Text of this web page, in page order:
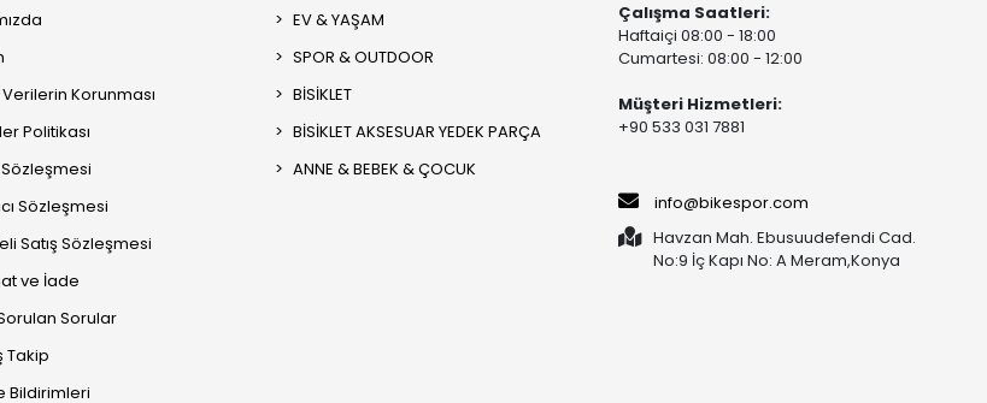
Korunması
Politikası
Sözleşmesi
Satış Sözleşmesi
ve İade
Sorular
Takip
Bildirimleri
EV & YAŞAM
SPOR & OUTDOOR
BİSİKLET
BİSİKLET AKSESUAR YEDEK PARÇA
ANNE & BEBEK & ÇOCUK
Çalışma Saatleri:
Haftaiçi 08:00 - 18:00
Cumartesi: 08:00 - 12:00
Müşteri Hizmetleri:
+90 533 031 7881
info@bikespor.com
Havzan Mah. Ebusuudefendi Cad.
No:9 İç Kapı No: A Meram,Konya